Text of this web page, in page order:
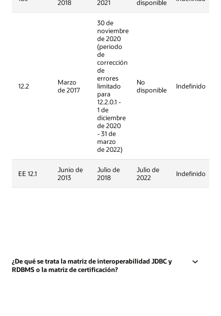
2018
2021
disponible
12.2
Marzo
de 2017
30 de
noviembre
de 2020
(periodo
de
corrección
de
errores
limitado
para
12.2.0.1 -
1 de
diciembre
de 2020
- 31 de
marzo
de 2022)
No
disponible
Indefinido
EE 12.1
Junio de
2013
Julio de
2018
Julio de
2022
Indefinido
¿De qué se trata la matriz de interoperabilidad JDBC y
RDBMS o la matriz de certificación?